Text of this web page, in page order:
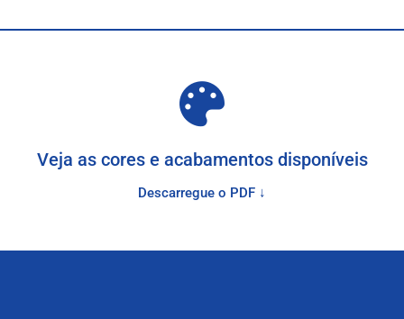
Veja as cores e acabamentos disponíveis
Descarregue o PDF ↓